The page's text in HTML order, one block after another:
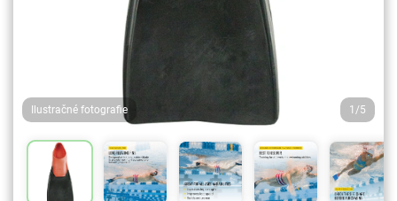
Ilustračné fotografie 1/5